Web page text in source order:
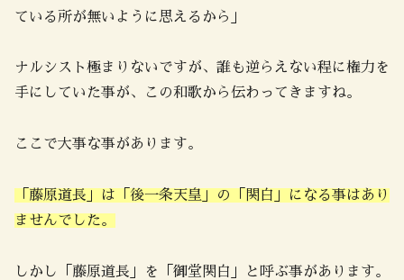
ている所が無いように思えるから」
ナルシスト極まりないですが、誰も逆らえない程に権力を
手にしていた事が、この和歌から伝わってきますね。
ここで大事な事があります。
「藤原道長」は「後一条天皇」の「関白」になる事はあり
ませんでした。
しかし「藤原道長」を「御堂関白」と呼ぶ事があります。